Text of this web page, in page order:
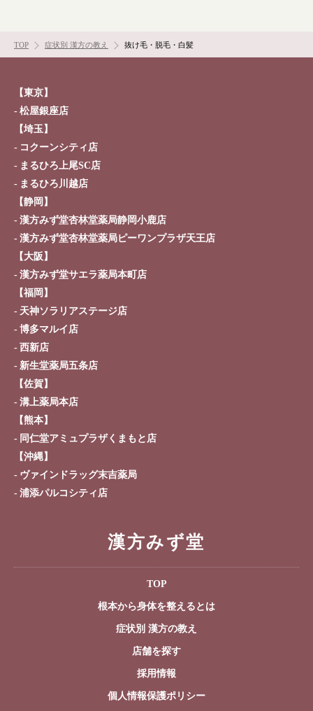
TOP 症状別 漢方の教え 抜け毛・脱毛・白髪
【東京】
松屋銀座店
【埼玉】
コクーンシティ店
まるひろ上尾SC店
まるひろ川越店
【静岡】
漢方みず堂杏林堂薬局静岡小鹿店
漢方みず堂杏林堂薬局ピーワンプラザ天王店
【大阪】
漢方みず堂サエラ薬局本町店
【福岡】
天神ソラリアステージ店
博多マルイ店
西新店
新生堂薬局五条店
【佐賀】
溝上薬局本店
【熊本】
同仁堂アミュプラザくまもと店
【沖縄】
ヴァインドラッグ末吉薬局
浦添パルコシティ店
漢方みず堂
TOP
根本から身体を整えるとは
症状別 漢方の教え
店舗を探す
採用情報
個人情報保護ポリシー